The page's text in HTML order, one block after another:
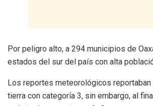
Por peligro alto, a 294 municipios de
estados del sur del país con alta
Los reportes meteorológicos reportaban
tierra con categoría 3, sin embargo, al